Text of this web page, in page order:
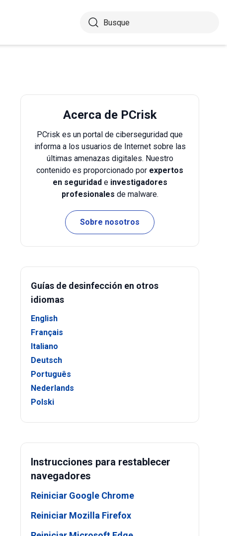
Acerca de PCrisk
PCrisk es un portal de ciberseguridad que
informa a los usuarios de Internet sobre las
últimas amenazas digitales. Nuestro
contenido es proporcionado por expertos
en seguridade investigadores
profesionales de malware.
Sobre nosotros
Guías de desinfección en otros
idiomas
English
Français
Italiano
Deutsch
Português
Nederlands
Polski
Instrucciones para restablecer
navegadores
Reiniciar Google Chrome
Reiniciar Mozilla Firefox